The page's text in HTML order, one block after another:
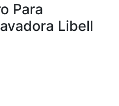
Para
Libell